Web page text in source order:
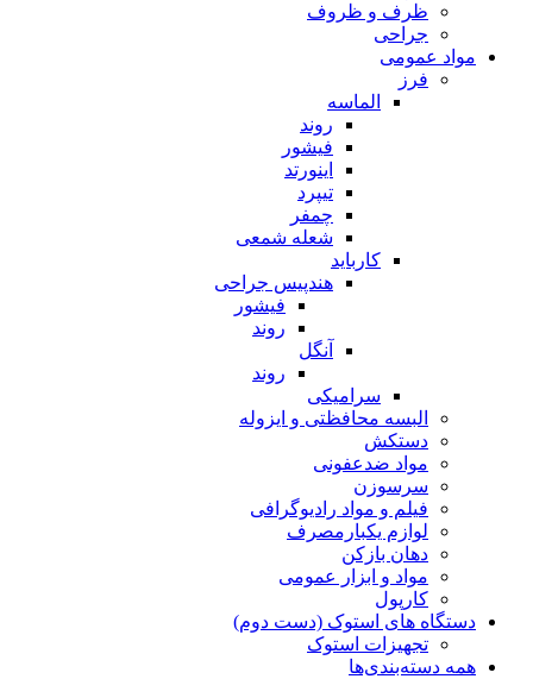
ظرف و ظروف
جراحی
مواد عمومی
فرز
الماسه
روند
فیشور
اینورتد
تیپرد
چمفر
شعله شمعی
کارباید
هندپیس جراحی
فیشور
روند
آنگل
روند
سرامیکی
البسه محافظتی و ایزوله
دستکش
مواد ضدعفونی
سرسوزن
فیلم و مواد رادیوگرافی
لوازم یکبارمصرف
دهان بازکن
مواد و ابزار عمومی
کارپول
دستگاه های استوک (دست دوم)
تجهیزات استوک
همه دسته‌بندی‌ها